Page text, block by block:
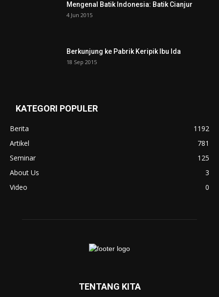
Mengenal Batik Indonesia: Batik Cianjur
4 Jun 2015
Berkunjung ke Pabrik Keripik Ibu Ida
18 Sep 2015
KATEGORI POPULER
Berita
1192
Artikel
781
Seminar
125
About Us
3
Video
0
TENTANG KITA